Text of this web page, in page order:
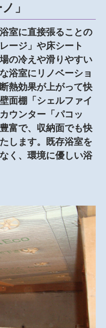
」
室に直接張ることの
ージ」や床シート
の冷えや滑りやすい
浴室にリノベーショ
熱効果が上がって快
面棚「シェルファイ
ウンター「パコッ
富で、収納面でも快
します。既存浴室を
く、環境に優しい浴